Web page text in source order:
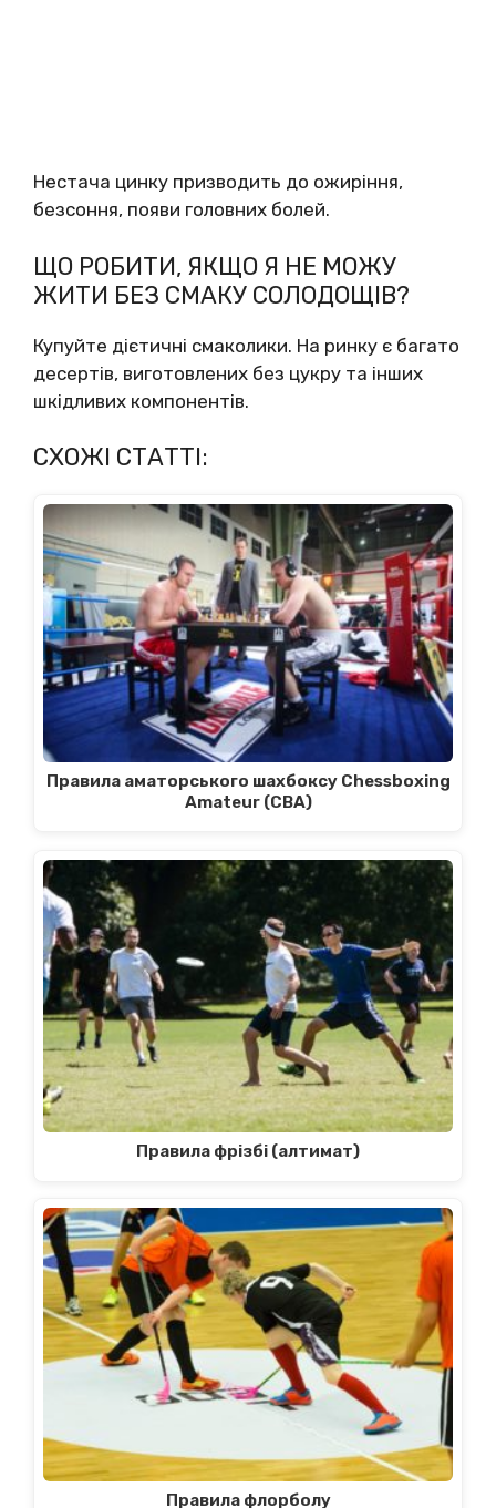
Нестача цинку призводить до ожиріння,
безсоння, появи головних болей.
ЩО РОБИТИ, ЯКЩО Я НЕ МОЖУ
ЖИТИ БЕЗ СМАКУ СОЛОДОЩІВ?
Купуйте дієтичні смаколики. На ринку є багато
десертів, виготовлених без цукру та інших
шкідливих компонентів.
СХОЖІ СТАТТІ:
Правила аматорського шахбоксу Chessboxing
Amateur (CBA)
Правила фрізбі (алтимат)
Правила флорболу